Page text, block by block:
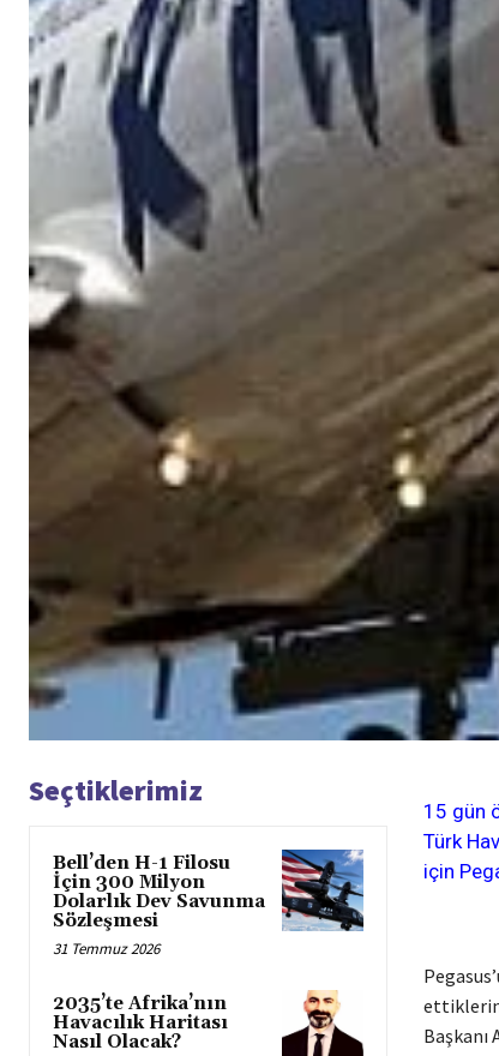
Seçtiklerimiz
Bell’den H-1 Filosu
İçin 300 Milyon
Dolarlık Dev Savunma
Sözleşmesi
31 Temmuz 2026
2035’te Afrika’nın
Havacılık Haritası
Nasıl Olacak?
15 gün
Türk
için
Başkanı